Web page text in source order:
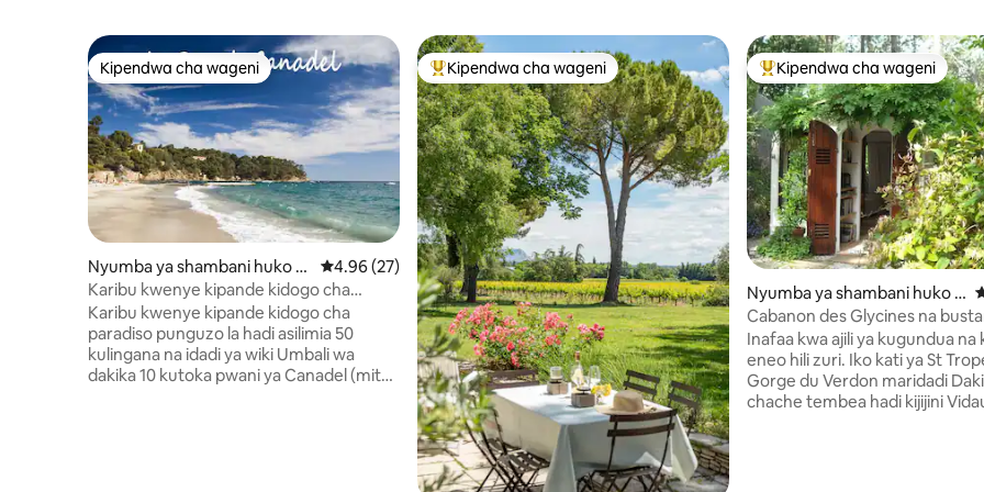
Kipendwa cha wageni
Kipendwa cha wageni
Nyumba ya shambani huko R
ayol-Canadel-sur-Mer
Ukadiriaji wa wastani wa 4.96 kati ya 5, tathmini 27
4.96 (27)
Karibu kwenye kipande kidogo cha
mbingu
Karibu kwenye kipande kidogo cha
paradiso punguzo la hadi asilimia 50
kulingana na idadi ya wiki Umbali wa
dakika 10 kutoka pwani ya Canadel (mita
Kipendwa maarufu cha wageni
Kipendwa cha wageni Kipendwa maarufu cha wageni
Kipendwa cha wageni
Nyumba ya shambani huko V
idauban
Cabanon des Glycines na
bwawa
Inafaa kwa ajili ya kugundua
eneo hili zuri. Iko kati ya St
Gorge du Verdon maridadi
chache tembea hadi kijijini